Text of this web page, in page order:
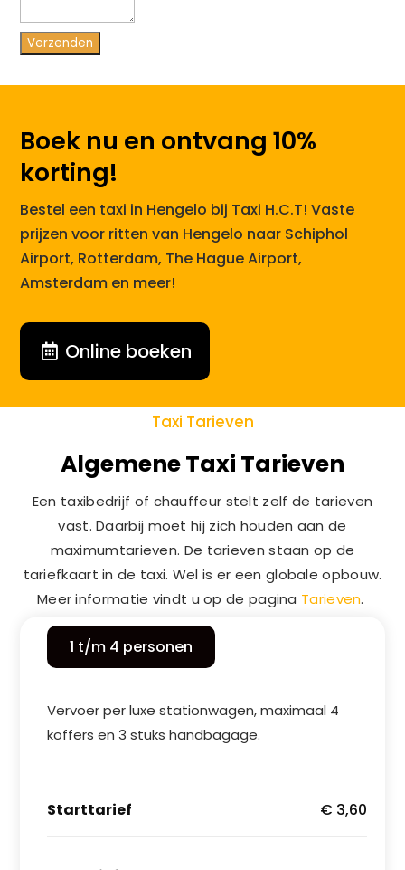
Verzenden
Boek nu en ontvang 10%
korting!
Bestel een taxi in Hengelo bij Taxi H.C.T! Vaste
prijzen voor ritten van Hengelo naar Schiphol
Airport, Rotterdam, The Hague Airport,
Amsterdam en meer!
Online boeken
Taxi Tarieven
Algemene Taxi Tarieven
Een taxibedrijf of chauffeur stelt zelf de tarieven
vast. Daarbij moet hij zich houden aan de
maximumtarieven. De tarieven staan op de
tariefkaart in de taxi. Wel is er een globale opbouw.
Meer informatie vindt u op de pagina Tarieven.
1 t/m 4 personen
Vervoer per luxe stationwagen, maximaal 4
koffers en 3 stuks handbagage.
Starttarief € 3,60